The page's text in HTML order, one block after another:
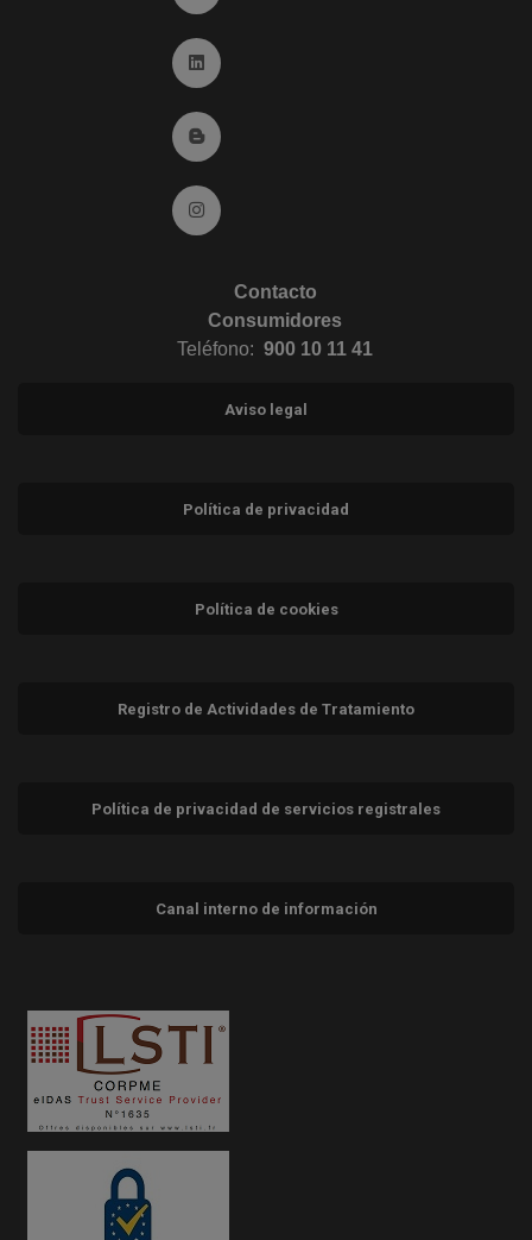
Ir a Linkedin (abre en ventana nueva)
Ir al Blog (abre en ventana nueva)
Ir a Instagram (abre en ventana nueva)
Contacto
Consumidores
Teléfono: 900 10 11 41
Aviso legal
Política de privacidad
Política de cookies
Registro de Actividades de Tratamiento
Política de privacidad de servicios registrales
Canal interno de información